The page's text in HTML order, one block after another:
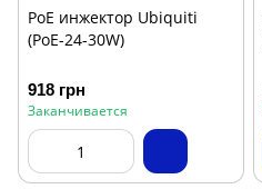
PoE инжектор Ubiquiti
(PoE-24-30W)
918 грн
Заканчивается